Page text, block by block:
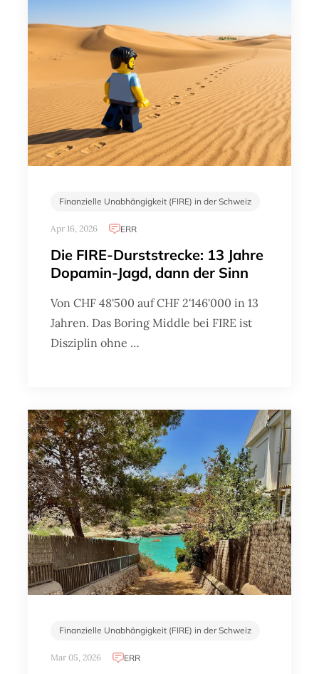
Finanzielle Unabhängigkeit (FIRE) in der Schweiz
Apr 16, 2026 ERR
Die FIRE-Durststrecke: 13 Jahre
Dopamin-Jagd, dann der Sinn
Von CHF 48'500 auf CHF 2'146'000 in 13
Jahren. Das Boring Middle bei FIRE ist
Disziplin ohne …
Finanzielle Unabhängigkeit (FIRE) in der Schweiz
Mar 05, 2026 ERR